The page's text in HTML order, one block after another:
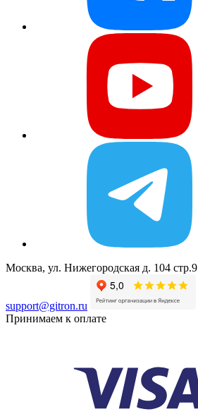
Москва, ул. Нижегородская д. 104 стр.9
support@gitron.ru
Принимаем к оплате